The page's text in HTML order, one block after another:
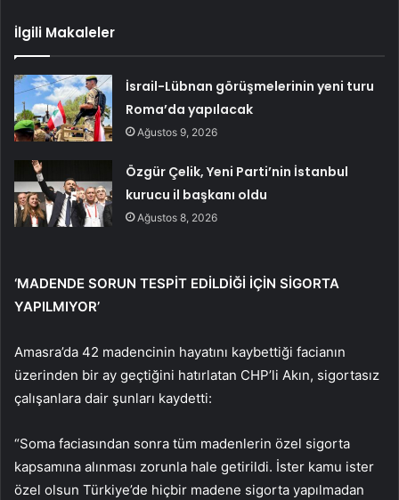
İlgili Makaleler
İsrail-Lübnan görüşmelerinin yeni turu
Roma’da yapılacak
Ağustos 9, 2026
Özgür Çelik, Yeni Parti’nin İstanbul
kurucu il başkanı oldu
Ağustos 8, 2026
‘MADENDE SORUN TESPİT EDİLDİĞİ İÇİN SİGORTA
YAPILMIYOR’
Amasra’da 42 madencinin hayatını kaybettiği facianın
üzerinden bir ay geçtiğini hatırlatan CHP’li Akın, sigortasız
çalışanlara dair şunları kaydetti:
“Soma faciasından sonra tüm madenlerin özel sigorta
kapsamına alınması zorunla hale getirildi. İster kamu ister
özel olsun Türkiye’de hiçbir madene sigorta yapılmadan